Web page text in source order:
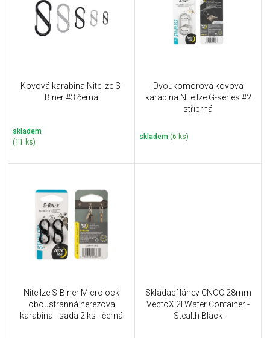
Kovová karabina Nite Ize S-
Biner #3 černá
skladem
(11 ks)
Dvoukomorová kovová
karabina Nite Ize G-series #2
stříbrná
skladem (6 ks)
Nite Ize S-Biner Microlock
oboustranná nerezová
karabina - sada 2 ks - černá
Skládací láhev CNOC 28mm
VectoX 2l Water Container -
Stealth Black